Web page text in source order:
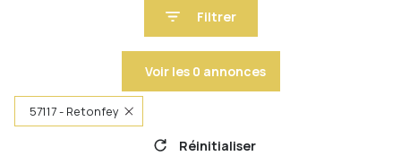
Filtrer
Voir les 0 annonces
57117 - Retonfey
Réinitialiser